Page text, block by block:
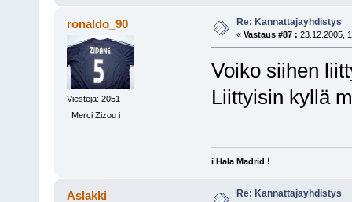
ronaldo_90
Viestejä: 2051
! Merci Zizou i
Re: Kannattajayhdistys
« Vastaus #87 : 23.12.2005,
Voiko siihen
Liittyisin kyllä
i Hala Madrid !
Aslakki Re: Kannattajayhdistys